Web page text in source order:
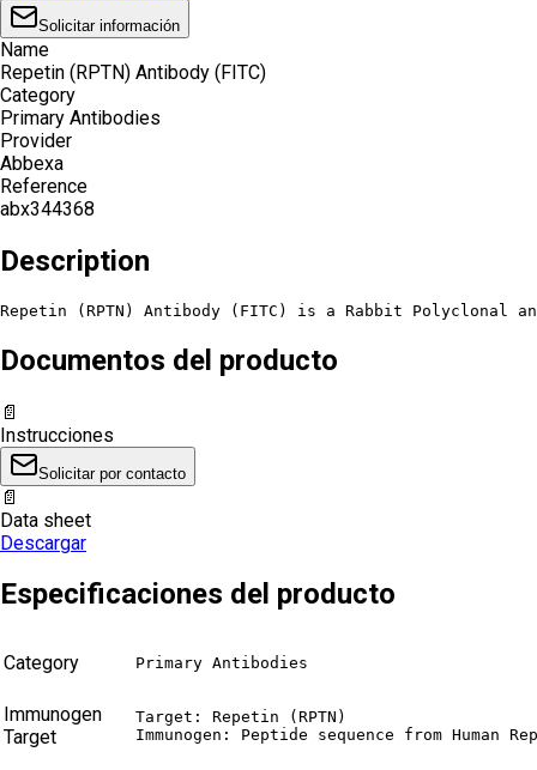
Solicitar información
Name
Repetin (RPTN) Antibody (FITC)
Category
Primary Antibodies
Provider
Abbexa
Reference
abx344368
Description
Repetin (RPTN) Antibody (FITC) is a Rabbit Polyclonal
Documentos del producto
📄
Instrucciones
Solicitar por contacto
📄
Data sheet
Descargar
Especificaciones del producto
Category Primary Antibodies
Immunogen
Target
Target: Repetin (RPTN)
Immunogen: Peptide sequence from Human